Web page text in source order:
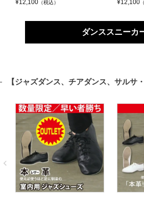
¥12,100 （税込） ¥12,100
ダンススニーカ
【ジャズダンス、チアダンス、サルサ